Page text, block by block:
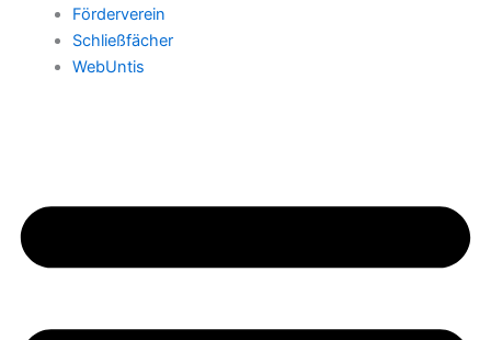
Förderverein
Schließfächer
WebUntis